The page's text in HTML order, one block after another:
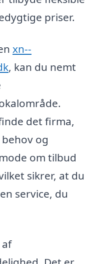
priser.
xn--
, kan du nemt
det firma,
og
om tilbud
sikrer, at du
service, du